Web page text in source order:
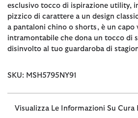
esclusivo tocco di ispirazione utility,
pizzico di carattere a un design
a pantaloni chino o shorts, è un capo
intramontabile che dona un tocco di
disinvolto al tuo guardaroba di
SKU: MSH5795NY91
Visualizza Le Informazioni Su Cura